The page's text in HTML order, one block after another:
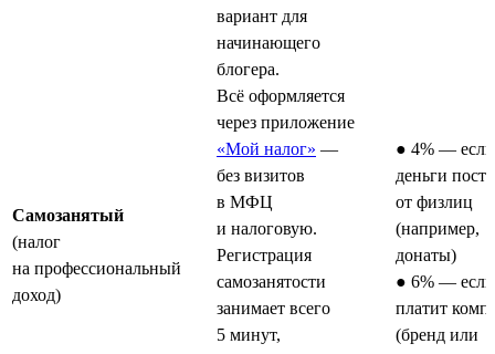
Самозанятый
(налог
на профессиональный
доход)
вариант для
начинающего
блогера.
Всё оформляется
через приложение
«Мой налог» —
без визитов
в МФЦ
и налоговую.
Регистрация
самозанятости
занимает всего
5 минут,
● 4% — если
деньги
от физлиц
(например,
донаты)
● 6% — если
платит
(бренд или